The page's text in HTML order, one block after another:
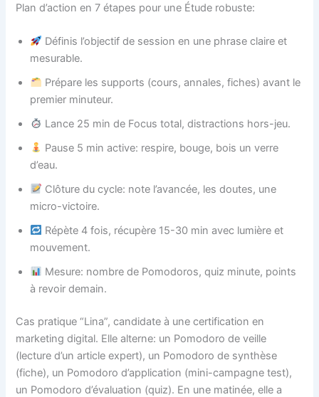
Plan d’action en 7 étapes pour une Étude robuste:
Définis l’objectif de session en une phrase claire et
mesurable.
Prépare les supports (cours, annales, fiches) avant le
premier minuteur.
Lance 25 min de Focus total, distractions hors-jeu.
Pause 5 min active: respire, bouge, bois un verre
d’eau.
Clôture du cycle: note l’avancée, les doutes, une
micro-victoire.
Répète 4 fois, récupère 15-30 min avec lumière et
mouvement.
Mesure: nombre de Pomodoros, quiz minute, points
à revoir demain.
Cas pratique “Lina”, candidate à une certification en
marketing digital. Elle alterne: un Pomodoro de veille
(lecture d’un article expert), un Pomodoro de synthèse
(fiche), un Pomodoro d’application (mini-campagne test),
un Pomodoro d’évaluation (quiz). En une matinée, elle a